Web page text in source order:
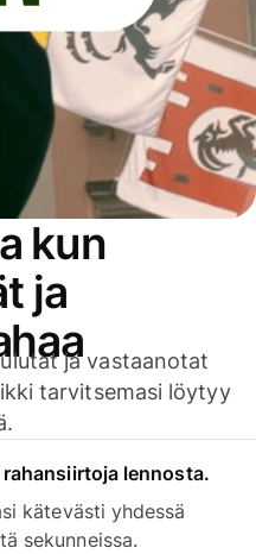
kun
ja
ja vastaanotat
tarvitsemasi löytyy
lennosta.
kätevästi yhdessä
sekunneissa.